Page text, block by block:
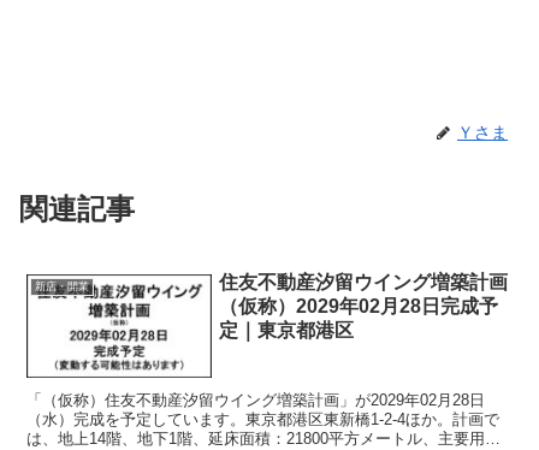
Ｙさま
関連記事
新店・開業
住友不動産汐留ウイング増築計画
（仮称）2029年02月28日完成予
定｜東京都港区
「（仮称）住友不動産汐留ウイング増築計画」が2029年02月28日
（水）完成を予定しています。東京都港区東新橋1-2-4ほか。計画で
は、地上14階、地下1階、延床面積：21800平方メートル、主要用